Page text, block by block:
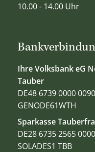
Ihre Volksbank eG
Tauber
DE48 6739 0000
GENODE61WTH
Sparkasse
DE28 6735 2565
SOLADES1 TBB
10.00 - 14.00 Uhr